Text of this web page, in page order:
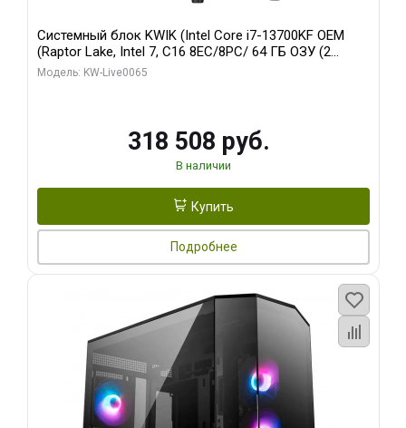
Системный блок KWIK (Intel Core i7-13700KF OEM
(Raptor Lake, Intel 7, C16 8EC/8PC/ 64 ГБ ОЗУ (2
модуля)/ ASUS RTX5080 PROART OC 16GB GDDR7
Модель: KW-Live0065
318 508 руб.
В наличии
Купить
Подробнее